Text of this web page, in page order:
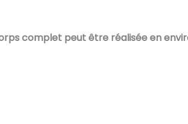
complet peut être réalisée en